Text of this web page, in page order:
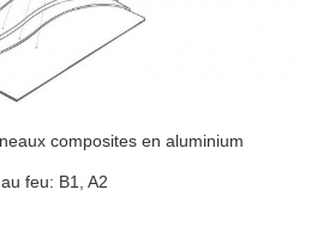
composites en aluminium
feu: B1, A2